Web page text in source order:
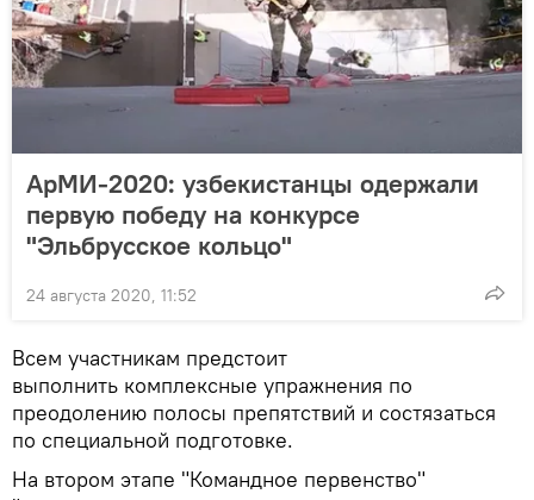
АрМИ-2020: узбекистанцы одержали
первую победу на конкурсе
"Эльбрусское кольцо"
24 августа 2020, 11:52
Всем участникам предстоит
выполнить комплексные упражнения по
преодолению полосы препятствий и состязаться
по специальной подготовке.
На втором этапе "Командное первенство"